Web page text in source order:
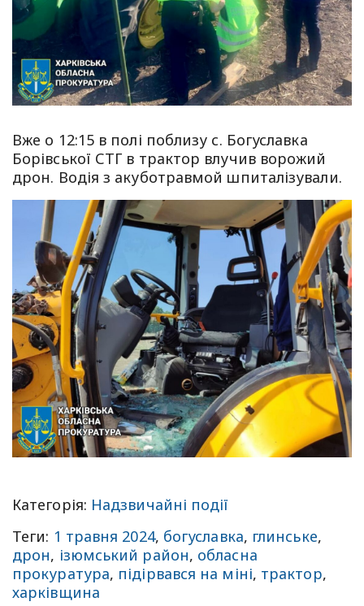
Вже о 12:15 в полі поблизу с. Богуславка
Борівської СТГ в трактор влучив ворожий
дрон. Водія з акуботравмой шпиталізували.
Категорія: Надзвичайні події
Теги: 1 травня 2024, богуславка, глинське,
дрон, ізюмський район, обласна
прокуратура, підірвався на міні, трактор,
харківщина